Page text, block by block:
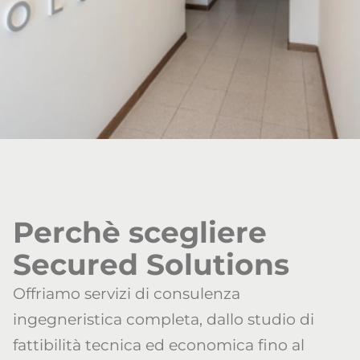
Perchè scegliere
Secured Solutions
Offriamo servizi di consulenza
ingegneristica completa, dallo studio di
fattibilità tecnica ed economica fino al